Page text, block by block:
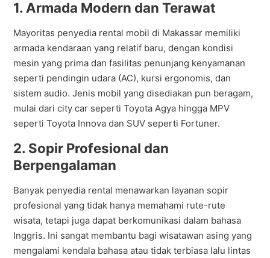
1. Armada Modern dan Terawat
Mayoritas penyedia rental mobil di Makassar memiliki
armada kendaraan yang relatif baru, dengan kondisi
mesin yang prima dan fasilitas penunjang kenyamanan
seperti pendingin udara (AC), kursi ergonomis, dan
sistem audio. Jenis mobil yang disediakan pun beragam,
mulai dari city car seperti Toyota Agya hingga MPV
seperti Toyota Innova dan SUV seperti Fortuner.
2. Sopir Profesional dan
Berpengalaman
Banyak penyedia rental menawarkan layanan sopir
profesional yang tidak hanya memahami rute-rute
wisata, tetapi juga dapat berkomunikasi dalam bahasa
Inggris. Ini sangat membantu bagi wisatawan asing yang
mengalami kendala bahasa atau tidak terbiasa lalu lintas